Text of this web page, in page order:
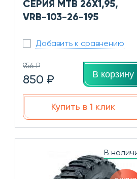
СЕРИЯ MTB 26X1,95,
VRB-103-26-195
Добавить к сравнению
956 ₽
850 ₽ В корзину
Купить в 1 клик
В